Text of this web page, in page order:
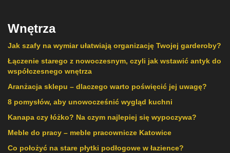
Wnętrza
Jak szafy na wymiar ułatwiają organizację Twojej garderoby?
Łączenie starego z nowoczesnym, czyli jak wstawić antyk do
współczesnego wnętrza
Aranżacja sklepu – dlaczego warto poświęcić jej uwagę?
8 pomysłów, aby unowocześnić wygląd kuchni
Kanapa czy łóżko? Na czym najlepiej się wypoczywa?
Meble do pracy – meble pracownicze Katowice
Co położyć na stare płytki podłogowe w łazience?